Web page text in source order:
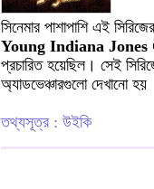
সিনেমার পাশাপাশি এই
Young Indiana
প্রচারিত হয়েছিল। সেই
অ্যাডভেঞ্চারগুলো দেখানো হয়
তথ্যসূত্র : উইকি